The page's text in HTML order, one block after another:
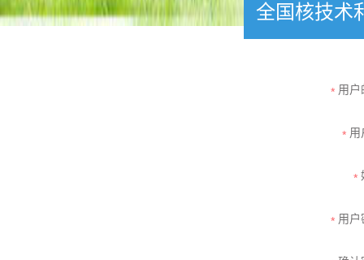
全国核技术
* 用户
* 用
*
* 用户